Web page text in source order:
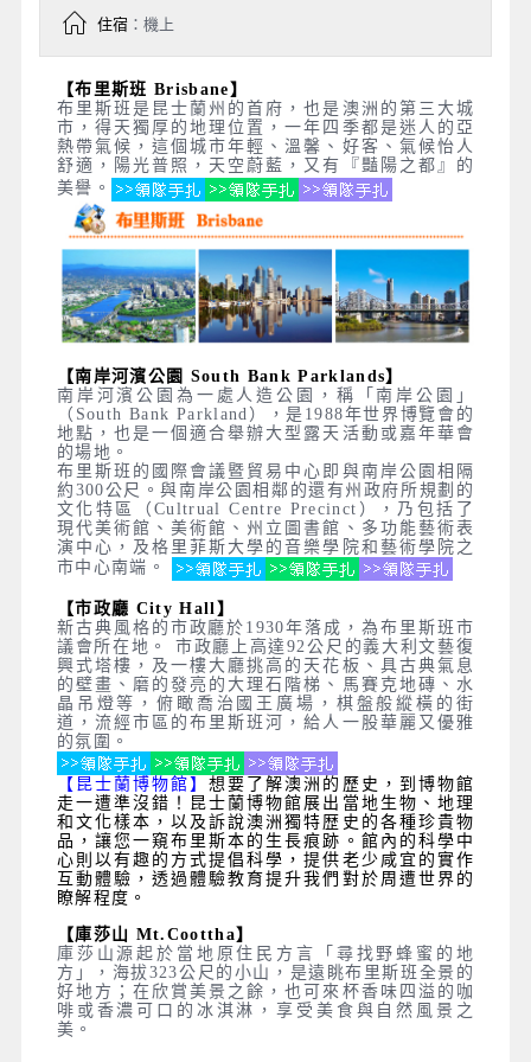
住宿：機上
【布里斯班 Brisbane】
布里斯班是昆士蘭州的首府，也是澳洲的第三大城
市，得天獨厚的地理位置，一年四季都是迷人的亞
熱帶氣候，這個城市年輕、溫馨、好客、氣候怡人
舒適，陽光普照，天空蔚藍，又有『豔陽之都』的
美譽。
【南岸河濱公園 South Bank Parklands】
南岸河濱公園為一處人造公園，稱「南岸公園」
（South Bank Parkland），是1988年世界博覽會的
地點，也是一個適合舉辦大型露天活動或嘉年華會
的場地。
布里斯班的國際會議暨貿易中心即與南岸公園相隔
約300公尺。與南岸公園相鄰的還有州政府所規劃的
文化特區（Cultrual Centre Precinct），乃包括了
現代美術館、美術館、州立圖書館、多功能藝術表
演中心，及格里菲斯大學的音樂學院和藝術學院之
市中心南端。
【市政廳 City Hall】
新古典風格的市政廳於1930年落成，為布里斯班市
議會所在地。 市政廳上高達92公尺的義大利文藝復
興式塔樓，及一樓大廳挑高的天花板、具古典氣息
的壁畫、磨的發亮的大理石階梯、馬賽克地磚、水
晶吊燈等，俯瞰喬治國王廣場，棋盤般縱橫的街
道，流經市區的布里斯班河，給人一股華麗又優雅
的氛圍。
【昆士蘭博物館】想要了解澳洲的歷史，到博物館
走一遭準沒錯！昆士蘭博物館展出當地生物、地理
和文化樣本，以及訴說澳洲獨特歴史的各種珍貴物
品，讓您一窺布里斯本的生長痕跡。館內的科學中
心則以有趣的方式提倡科學，提供老少咸宜的實作
互動體驗，透過體驗教育提升我們對於周遭世界的
瞭解程度。
【庫莎山 Mt.Coottha】
庫莎山源起於當地原住民方言「尋找野蜂蜜的地
方」，海拔323公尺的小山，是遠眺布里斯班全景的
好地方；在欣賞美景之餘，也可來杯香味四溢的咖
啡或香濃可口的冰淇淋，享受美食與自然風景之
美。